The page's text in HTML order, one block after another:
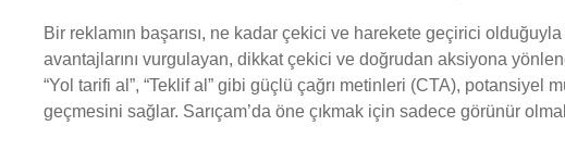
Bir reklamın başarısı, ne kadar çekici ve harekete geçirici
avantajlarını vurgulayan, dikkat çekici ve doğrudan aksiyona
“Yol tarifi al”, “Teklif al” gibi güçlü çağrı metinleri (CTA),
geçmesini sağlar. Sarıçam’da öne çıkmak için sadece görünür